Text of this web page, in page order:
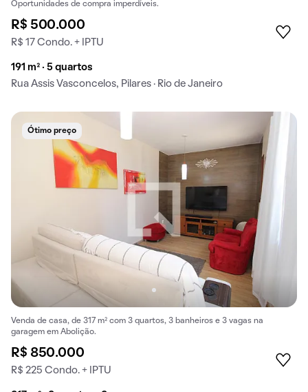
Oportunidades de compra imperdíveis.
R$ 500.000
R$ 17 Condo. + IPTU
191 m² · 5 quartos
Rua Assis Vasconcelos, Pilares · Rio de Janeiro
Ótimo preço
Venda de casa, de 317 m² com 3 quartos, 3 banheiros e 3 vagas na
garagem em Abolição.
R$ 850.000
R$ 225 Condo. + IPTU